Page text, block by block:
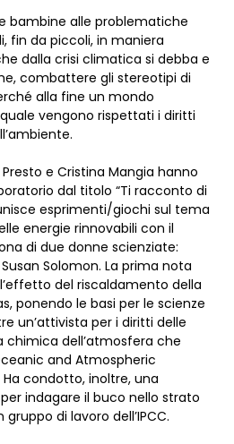
bambine alle problematiche
fin da piccoli, in maniera
dalla crisi climatica si debba e
combattere gli stereotipi di
alla fine un mondo
vengono rispettati i diritti
e Cristina Mangia hanno
dal titolo “Ti racconto di
esprimenti/giochi sul tema
energie rinnovabili con il
di due donne scienziate:
Solomon. La prima nota
del riscaldamento della
ponendo le basi per le scienze
un’attivista per i diritti delle
chimica dell’atmosfera che
and Atmospheric
condotto, inoltre, una
indagare il buco nello strato
di lavoro dell’IPCC.